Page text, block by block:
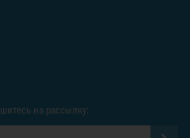
на рассылку: